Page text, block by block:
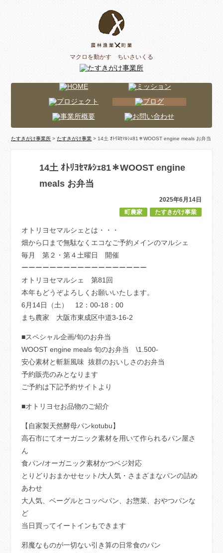
マクロを動かす ちいさいくる
たすきがけ事業所 >たすきがけ事業 > 14土 ｵﾄﾘﾖｾﾏﾙｼｪ81＊WOOST engine meals お弁当
14土 ｵﾄﾘﾖｾﾏﾙｼｪ81＊WOOST engine
meals お弁当
2025年6月14日
たすきがけ事業
町農家
オトリヨセマルシェとは・・・
畑から口まで無駄なくエコなご予約メインのマルシェ
毎月 第２・第４土曜日 開催
ーーーーーーーーーーーーーーーーーー
オトリヨセマルシェ 第81回
本年もどうぞよろしくお願いいたします。
6月14日（土） 12：00-18：00
まち農家 大阪市東成区中道3-16-2
■スペシャル企画/旬のお弁当
WOOST engine meals 旬のお弁当 \1.500-
安心素材と斬新風味 抜群のおいしさのお弁当
予約販売のみとなります
ご予約は下記予約サイトより
■オトリヨセお品物のご紹介
【自家製天然酵母パンkotubu】
高石市にてオーガニック素材を用いて作られるパン屋さ
ん
食パン/オーガニック素材かつベジ対応
とりどりおまかせセット/大人気・さまざまなパンの詰め
あわせ
大人気、ベーグルとコッペパン、お惣菜、おやつパンな
ど
当日買ってイートインもできます
邪魔なものが一切ない引き算の日常食のパン